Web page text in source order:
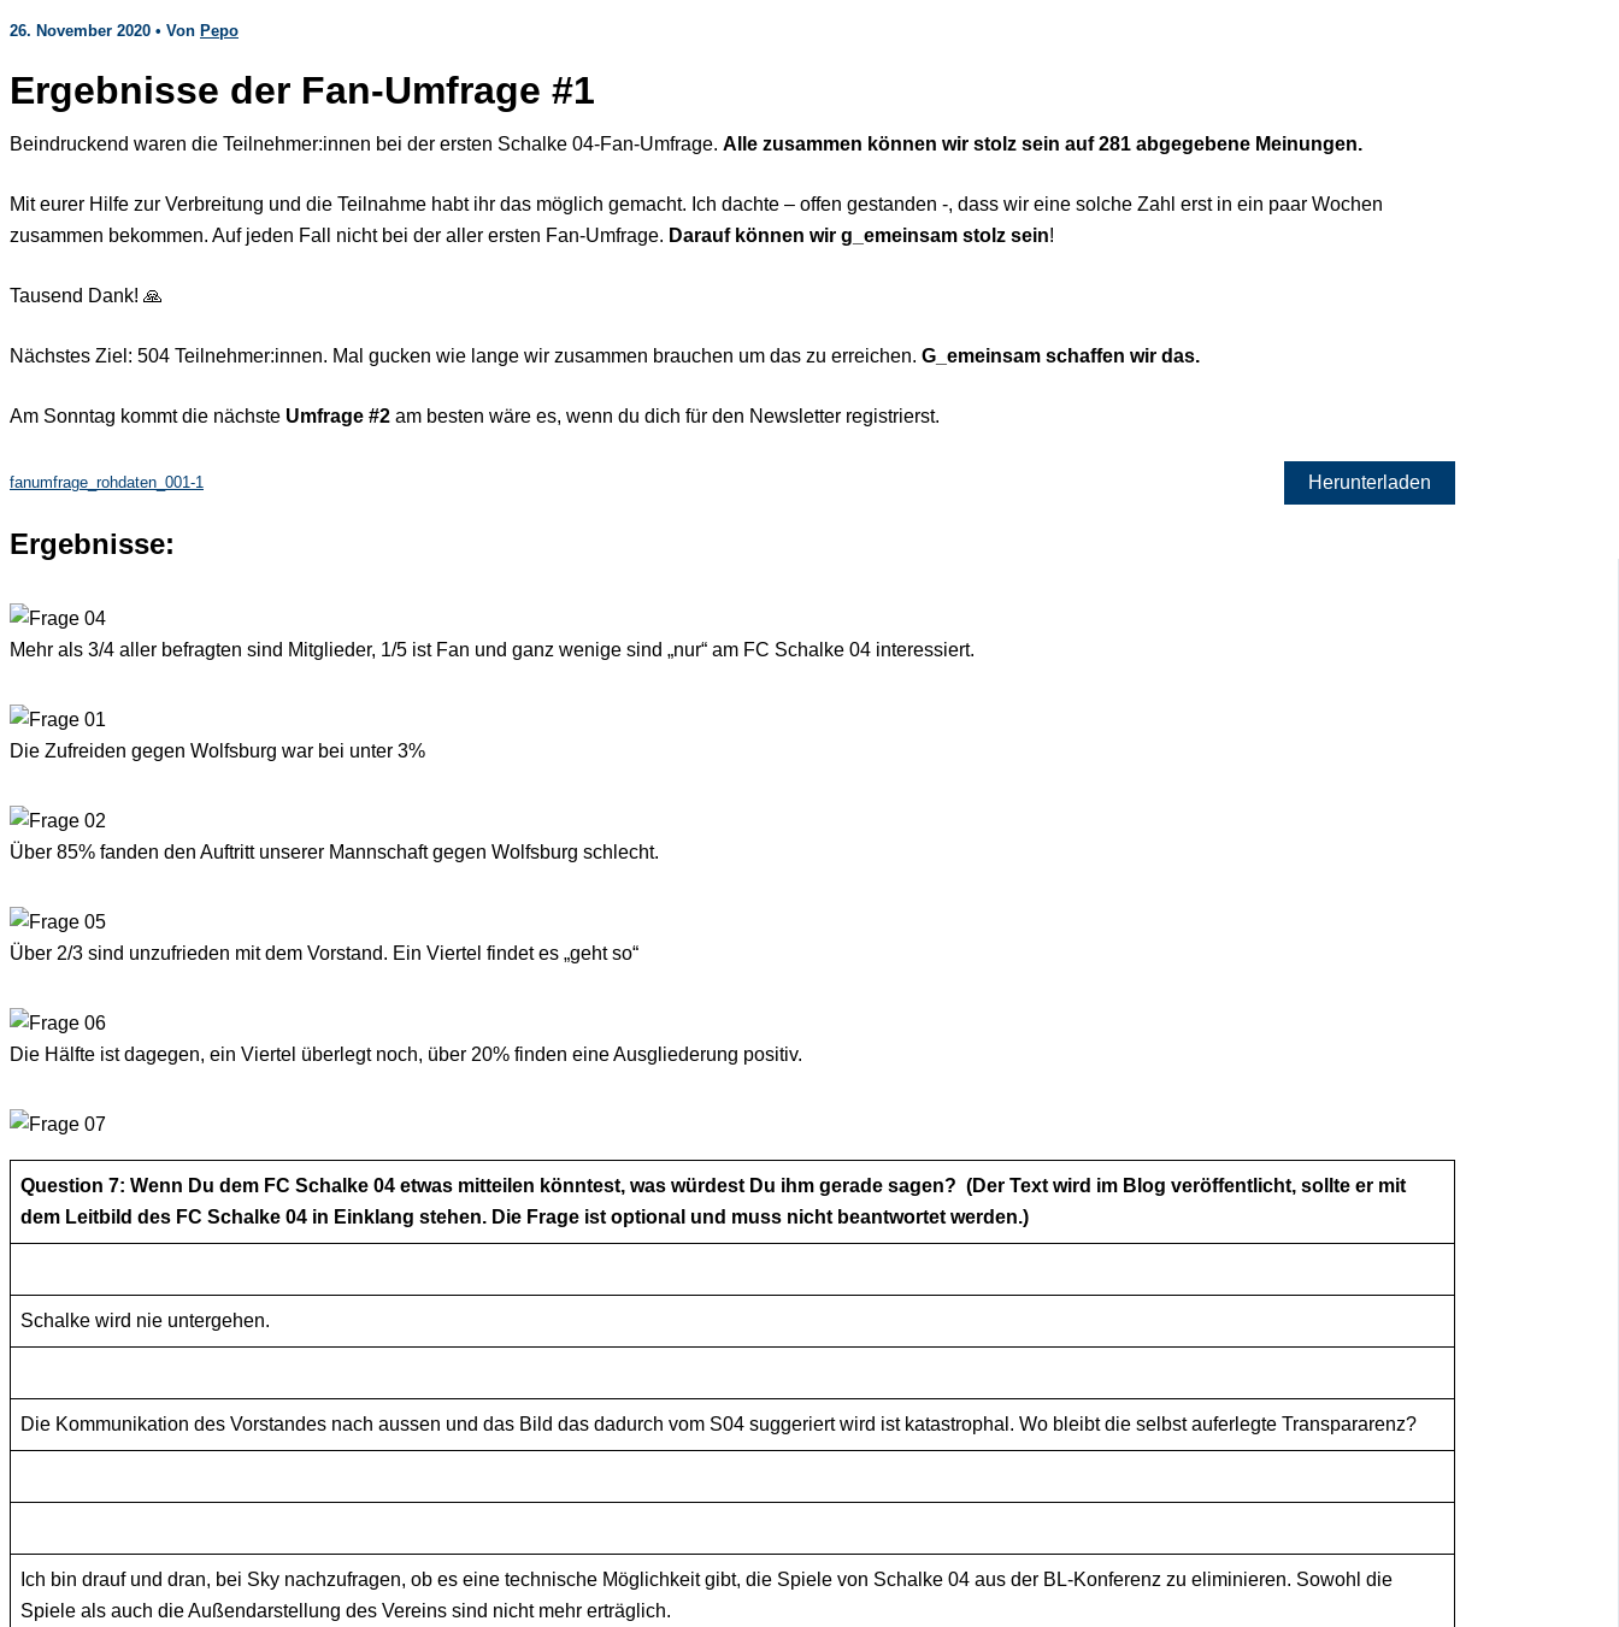
26. November 2020 • Von Pepo
Ergebnisse der Fan-Umfrage #1
Beindruckend waren die Teilnehmer:innen bei der ersten Schalke 04-Fan-Umfrage. Alle zusammen können wir stolz sein auf 281 abgegebene Meinungen.
Mit eurer Hilfe zur Verbreitung und die Teilnahme habt ihr das möglich gemacht. Ich dachte – offen gestanden -, dass wir eine solche Zahl erst in ein paar Wochen
zusammen bekommen. Auf jeden Fall nicht bei der aller ersten Fan-Umfrage. Darauf können wir g_emeinsam stolz sein!
Tausend Dank! 🙏
Nächstes Ziel: 504 Teilnehmer:innen. Mal gucken wie lange wir zusammen brauchen um das zu erreichen. G_emeinsam schaffen wir das.
Am Sonntag kommt die nächste Umfrage #2 am besten wäre es, wenn du dich für den Newsletter registrierst.
fanumfrage_rohdaten_001-1 Herunterladen
Ergebnisse:
Mehr als 3/4 aller befragten sind Mitglieder, 1/5 ist Fan und ganz wenige sind „nur“ am FC Schalke 04 interessiert.
Die Zufreiden gegen Wolfsburg war bei unter 3%
Über 85% fanden den Auftritt unserer Mannschaft gegen Wolfsburg schlecht.
Über 2/3 sind unzufrieden mit dem Vorstand. Ein Viertel findet es „geht so“
Die Hälfte ist dagegen, ein Viertel überlegt noch, über 20% finden eine Ausgliederung positiv.
Question 7: Wenn Du dem FC Schalke 04 etwas mitteilen könntest, was würdest Du ihm gerade sagen? (Der Text wird im Blog veröffentlicht, sollte er mit
dem Leitbild des FC Schalke 04 in Einklang stehen. Die Frage ist optional und muss nicht beantwortet werden.)
Schalke wird nie untergehen.
Die Kommunikation des Vorstandes nach aussen und das Bild das dadurch vom S04 suggeriert wird ist katastrophal. Wo bleibt die selbst auferlegte Transpararenz?
Ich bin drauf und dran, bei Sky nachzufragen, ob es eine technische Möglichkeit gibt, die Spiele von Schalke 04 aus der BL-Konferenz zu eliminieren. Sowohl die
Spiele als auch die Außendarstellung des Vereins sind nicht mehr erträglich.